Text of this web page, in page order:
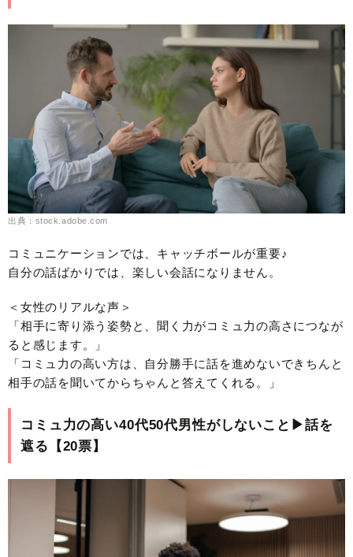
出典：stock.adobe.com
コミュニケーションでは、キャッチボールが重要♪
自分の話ばかりでは、楽しい会話になりません。
＜女性のリアルな声＞
「相手に寄り添う姿勢と、聞く力がコミュ力の高さにつなが
ると感じます。」
「コミュ力の高い方は、自分勝手に話を進めないできちんと
相手の話を聞いてからちゃんと答えてくれる。」
コミュ力の高い40代50代男性がしないこと▶︎話を
遮る【20票】